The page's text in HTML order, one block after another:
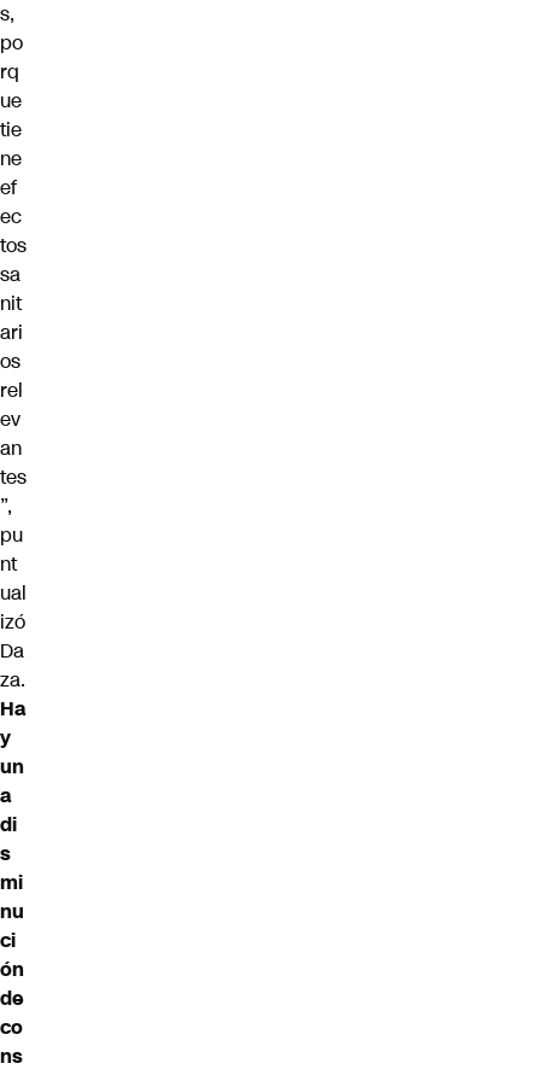
s,
po
rq
ue
tie
ne
ef
ec
tos
sa
nit
ari
os
rel
ev
an
tes
”,
pu
nt
ual
izó
Da
za.
Ha
y
un
a
di
s
mi
nu
ci
ón
de
co
ns